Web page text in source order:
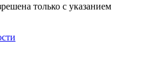
только с указанием